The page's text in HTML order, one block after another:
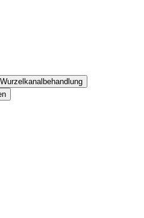
Wurzelkanalbehandlung